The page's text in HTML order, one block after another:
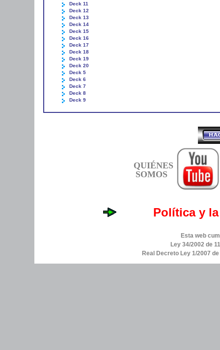
Deck 11
Deck 12
Deck 13
Deck 14
Deck 15
Deck 16
Deck 17
Deck 18
Deck 19
Deck 20
Deck 5
Deck 6
Deck 7
Deck 8
Deck 9
QUIÉNES
SOMOS
Política y
Esta web
Ley 34/2002 de
Real Decreto Ley 1/2007